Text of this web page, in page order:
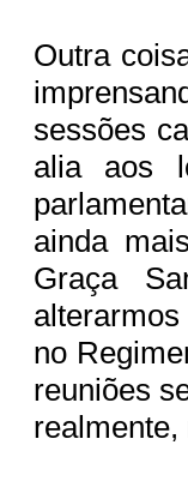
Outra
sessões
alia aos
ainda
Graça
no
reuniões
realmente,